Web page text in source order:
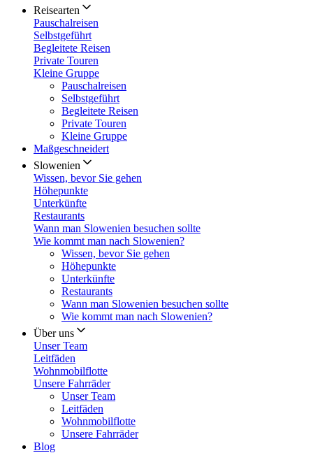
Reisearten
Pauschalreisen
Selbstgeführt
Begleitete Reisen
Private Touren
Kleine Gruppe
Pauschalreisen
Selbstgeführt
Begleitete Reisen
Private Touren
Kleine Gruppe
Maßgeschneidert
Slowenien
Wissen, bevor Sie gehen
Höhepunkte
Unterkünfte
Restaurants
Wann man Slowenien besuchen sollte
Wie kommt man nach Slowenien?
Wissen, bevor Sie gehen
Höhepunkte
Unterkünfte
Restaurants
Wann man Slowenien besuchen sollte
Wie kommt man nach Slowenien?
Über uns
Unser Team
Leitfäden
Wohnmobilflotte
Unsere Fahrräder
Unser Team
Leitfäden
Wohnmobilflotte
Unsere Fahrräder
Blog